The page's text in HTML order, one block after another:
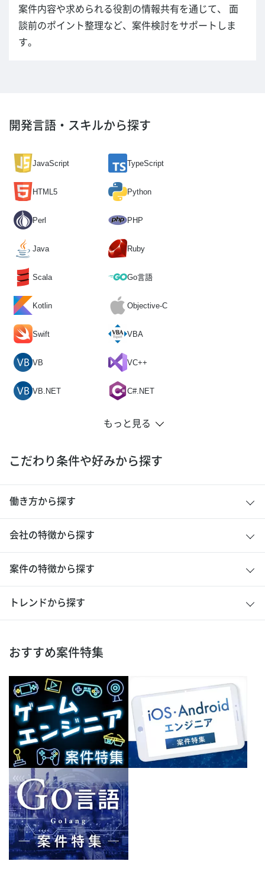
案件内容や求められる役割の情報共有を通じて、 面
談前のポイント整理など、案件検討をサポートしま
す。
開発言語・スキルから探す
JavaScript TypeScript
HTML5 Python
Perl PHP
Java Ruby
Scala Go言語
Kotlin Objective-C
Swift VBA
VB VC++
VB.NET C#.NET
こだわり条件や好みから探す
働き方から探す
会社の特徴から探す
案件の特徴から探す
トレンドから探す
おすすめ案件特集